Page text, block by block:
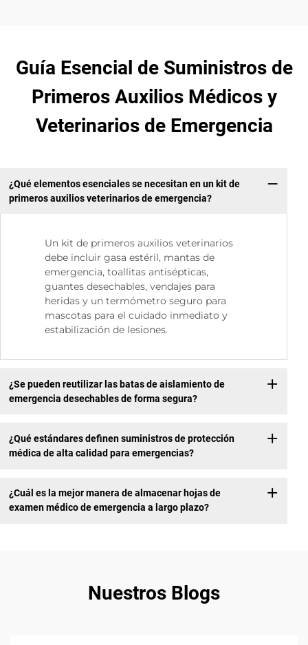
Guía Esencial de Suministros de
Primeros Auxilios Médicos y
Veterinarios de Emergencia
¿Qué elementos esenciales se necesitan en un kit de
primeros auxilios veterinarios de emergencia?
Un kit de primeros auxilios veterinarios
debe incluir gasa estéril, mantas de
emergencia, toallitas antisépticas,
guantes desechables, vendajes para
heridas y un termómetro seguro para
mascotas para el cuidado inmediato y
estabilización de lesiones.
¿Se pueden reutilizar las batas de aislamiento de
emergencia desechables de forma segura?
¿Qué estándares definen suministros de protección
médica de alta calidad para emergencias?
¿Cuál es la mejor manera de almacenar hojas de
examen médico de emergencia a largo plazo?
Nuestros Blogs